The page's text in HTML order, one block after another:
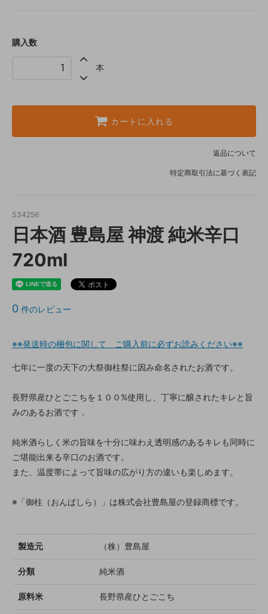
購入数
本
カートに入れる
返品について
特定商取引法に基づく表記
S34256
日本酒 豊島屋 神渡 純米辛口
720ml
0 件のレビュー
※※発送時の梱包に関して ご購入前に必ずお読みください※※
七年に一度の天下の大祭御柱祭に因み命名されたお酒です。
長野県産ひとごこちを１００%使用し、丁寧に醸されたキレと旨
みのあるお酒です．
純米酒らしく米の旨味を十分に味わえ透明感のあるキレも同時に
ご堪能出来る辛口のお酒です。
また、温度帯によって旨味の広がり方の違いも楽しめます。
※「御柱（おんばしら）」は株式会社豊島屋の登録商標です。
製造元 （株）豊島屋
分類 純米酒
原料米 長野県産ひとごこち